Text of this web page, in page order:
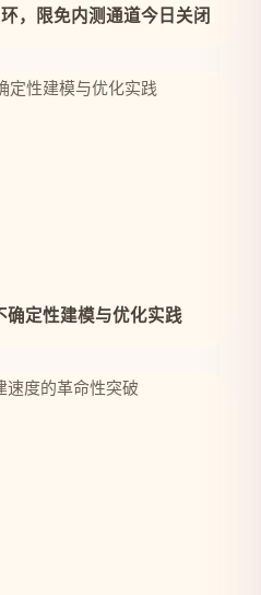
，限免内测通道今日关闭
确定性建模与优化实践